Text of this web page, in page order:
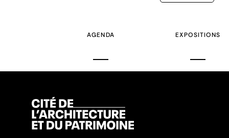
AGENDA EXPOSITIONS